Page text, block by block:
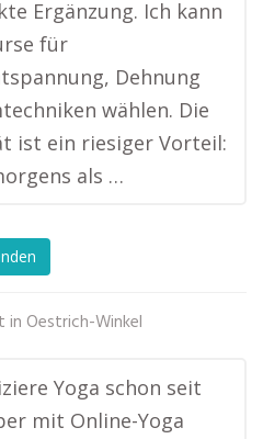
Ergänzung. Ich kann
für
Dehnung
wählen. Die
ist ein riesiger Vorteil:
als …
in Oestrich-Winkel
Yoga schon seit
mit Online-Yoga